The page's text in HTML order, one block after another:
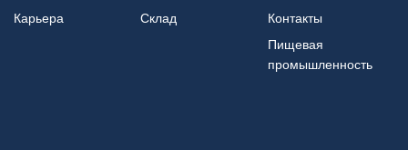
Карьера
Склад
Контакты
Пищевая
промышленность